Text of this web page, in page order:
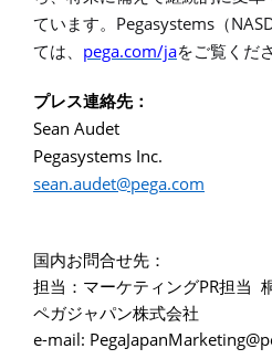
ています。 Pegasystems （
ては、 pega.com/jaをご覧くだ
プレス連絡先：
Sean Audet
Pegasystems Inc.
sean.audet@pega.com
国内お問合せ先：
担当：マーケティングPR担当
ペガジャパン株式会社
e-mail: